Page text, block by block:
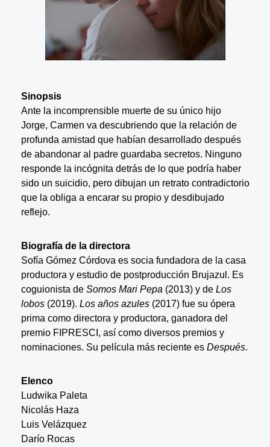
Sinopsis
Ante la incomprensible muerte de su único hijo
Jorge, Carmen va descubriendo que la relación de
profunda amistad que habían desarrollado después
de abandonar al padre guardaba secretos. Ninguno
responde la incógnita detrás de lo que podría haber
sido un suicidio, pero dibujan un retrato contradictorio
que la obliga a encarar su propio y desdibujado
reflejo.
Biografía de la directora
Sofía Gómez Córdova es socia fundadora de la casa
productora y estudio de postproducción Brujazul. Es
coguionista de Somos Mari Pepa (2013) y de Los
lobos (2019). Los años azules(2017) fue su ópera
prima como directora y productora, ganadora del
premio FIPRESCI, así como diversos premios y
nominaciones. Su película más reciente es Después.
Elenco
Ludwika Paleta
Nicolás Haza
Luis Velázquez
Darío Rocas